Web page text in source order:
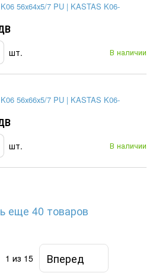
56х64х5/7 PU | KASTAS K06-
В наличии
шт.
56х66х5/7 PU | KASTAS K06-
В наличии
шт.
еще 40 товаров
1 из 15
Вперед